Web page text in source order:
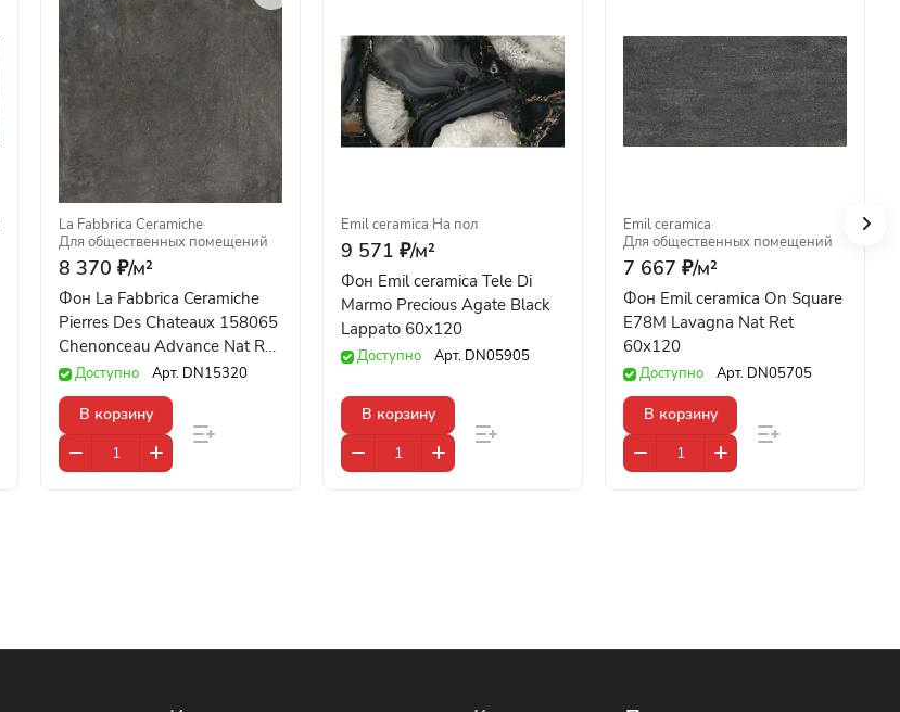
La Fabbrica Ceramiche·
Для общественных помещений
8 370 ₽/м²
Фон La Fabbrica Ceramiche
Pierres Des Chateaux 158065
Chenonceau Advance Nat Ret
100x100
Доступно Арт. DN15320
В корзину
Emil ceramica·На пол
9 571 ₽/м²
Фон Emil ceramica Tele Di
Marmo Precious Agate Black
Lappato 60x120
Доступно Арт. DN05905
В корзину
Emil ceramica·
Для общественных помещений
7 667 ₽/м²
Фон Emil ceramica On Square
E78M Lavagna Nat Ret
60x120
Доступно Арт. DN05705
В корзину